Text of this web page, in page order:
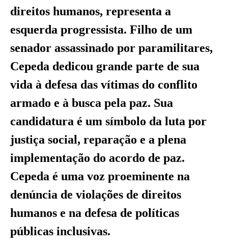
direitos humanos, representa a
esquerda progressista. Filho de um
senador assassinado por paramilitares,
Cepeda dedicou grande parte de sua
vida à defesa das vítimas do conflito
armado e à busca pela paz. Sua
candidatura é um símbolo da luta por
justiça social, reparação e a plena
implementação do acordo de paz.
Cepeda é uma voz proeminente na
denúncia de violações de direitos
humanos e na defesa de políticas
públicas inclusivas.